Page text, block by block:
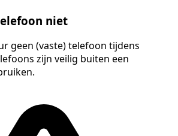
niet
geen (vaste) telefoon tijdens
zijn veilig buiten een